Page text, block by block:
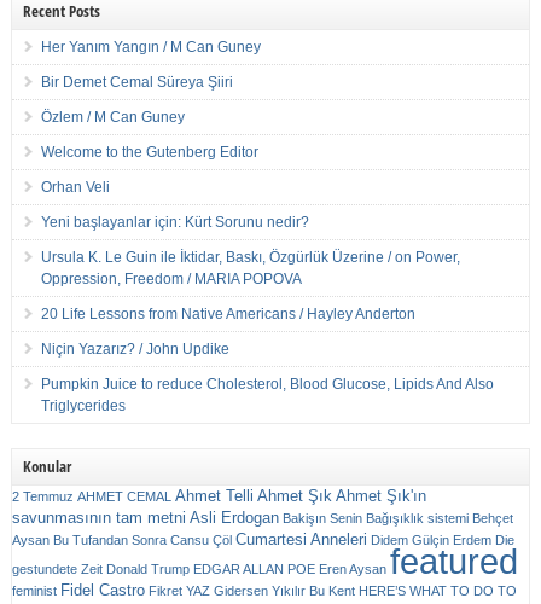
Recent Posts
Her Yanım Yangın / M Can Guney
Bir Demet Cemal Süreya Şiiri
Özlem / M Can Guney
Welcome to the Gutenberg Editor
Orhan Veli
Yeni başlayanlar için: Kürt Sorunu nedir?
Ursula K. Le Guin ile İktidar, Baskı, Özgürlük Üzerine / on Power,
Oppression, Freedom / MARIA POPOVA
20 Life Lessons from Native Americans / Hayley Anderton
Niçin Yazarız? / John Updike
Pumpkin Juice to reduce Cholesterol, Blood Glucose, Lipids And Also
Triglycerides
Konular
2 Temmuz AHMET CEMAL Ahmet Telli Ahmet Şık Ahmet Şık'ın
savunmasının tam metni Asli Erdogan Bakişın Senin Bağışıklık sistemi Behçet
Aysan Bu Tufandan Sonra Cansu Çöl Cumartesi Anneleri Didem Gülçin Erdem Die
gestundete Zeit Donald Trump EDGAR ALLAN POE Eren Aysan featured
feminist Fidel Castro Fikret YAZ Gidersen Yıkılır Bu Kent HERE’S WHAT TO DO TO